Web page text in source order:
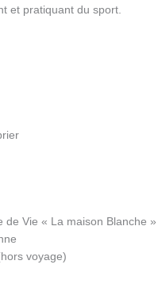
et pratiquant du sport.
de Vie « La maison Blanche »
voyage)